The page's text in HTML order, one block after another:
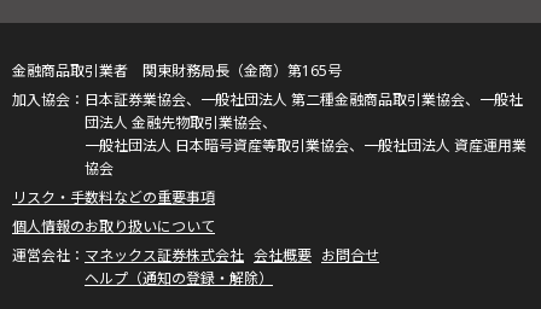
金融商品取引業者 関東財務局長（金商）第165号
日本証券業協会、一般社団法人 第二種金融商品取引業協会、一般社
団法人 金融先物取引業協会、
一般社団法人 日本暗号資産等取引業協会、一般社団法人 資産運用業
協会
リスク・手数料などの重要事項
個人情報のお取り扱いについて
マネックス証券株式会社 会社概要 お問合せ
ヘルプ（通知の登録・解除）